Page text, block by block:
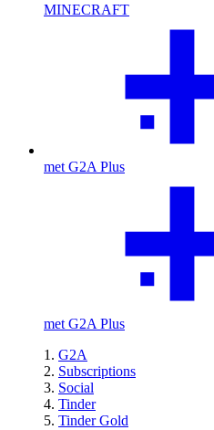
MINECRAFT
met G2A Plus
met G2A Plus
G2A
Subscriptions
Social
Tinder
Tinder Gold